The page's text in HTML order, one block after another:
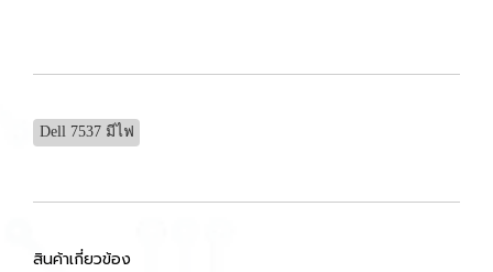
Dell 7537 มีไฟ
สินค้าเกี่ยวข้อง